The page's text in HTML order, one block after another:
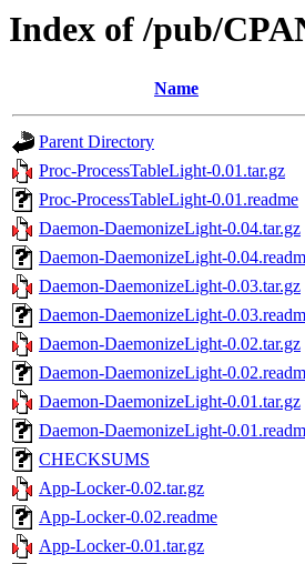
Index of /pub/
Name
Parent Directory
Proc-ProcessTableLight-0.01.tar.gz
Proc-ProcessTableLight-0.01.readme
Daemon-DaemonizeLight-0.04.tar.gz
Daemon-DaemonizeLight-
Daemon-DaemonizeLight-0.03.tar.gz
Daemon-DaemonizeLight-
Daemon-DaemonizeLight-0.02.tar.gz
Daemon-DaemonizeLight-
Daemon-DaemonizeLight-0.01.tar.gz
Daemon-DaemonizeLight-
CHECKSUMS
App-Locker-0.02.tar.gz
App-Locker-0.02.readme
App-Locker-0.01.tar.gz